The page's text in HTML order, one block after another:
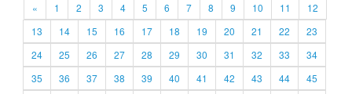
« 1 2 3 4 5 6 7 8 9 10 11
12
13
14 15 16 17 18 19 20 21 22
23
24
25 26 27 28 29 30 31 32 33
34
35
36 37 38 39 40 41 42 43 44
45